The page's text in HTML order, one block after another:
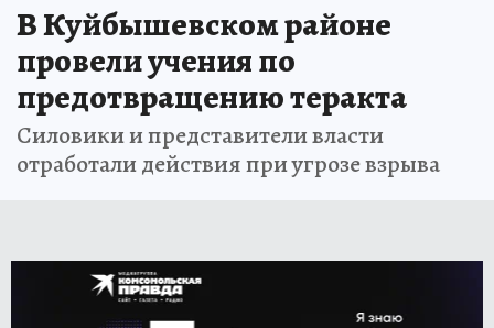
В Куйбышевском районе
провели учения по
предотвращению теракта
Силовики и представители власти
отработали действия при угрозе взрыва